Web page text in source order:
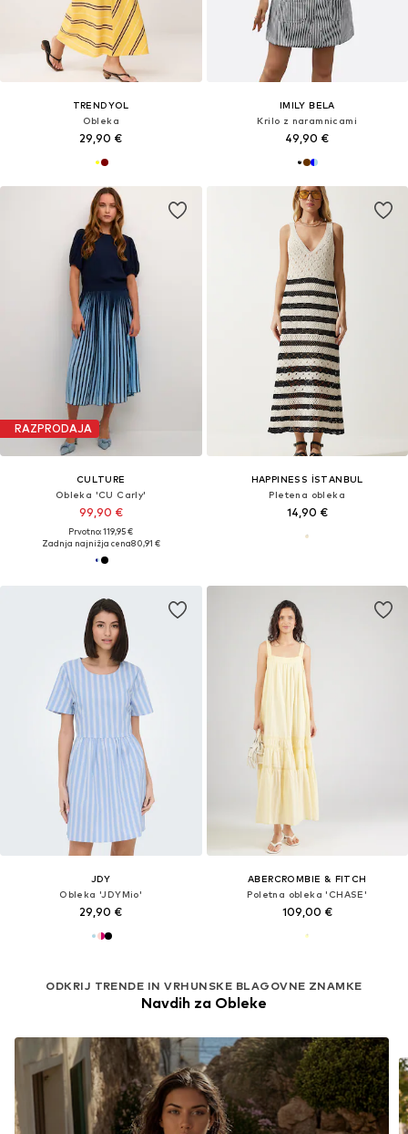
TRENDYOL
Obleka
29,90 €
IMILY BELA
Krilo z naramnicami
49,90 €
RAZPRODAJA
CULTURE
Obleka 'CU Carly'
99,90 €
Prvotno: 119,95 €
Zadnja najnižja cena80,91 €
HAPPINESS İSTANBUL
Pletena obleka
14,90 €
JDY
Obleka 'JDYMio'
29,90 €
ODKRIJ TRENDE IN VRHUNSKE BLAGOVNE ZNAMKE
Navdih za Obleke
ABERCROMBIE & FITCH
Poletna obleka 'CHASE'
109,00 €